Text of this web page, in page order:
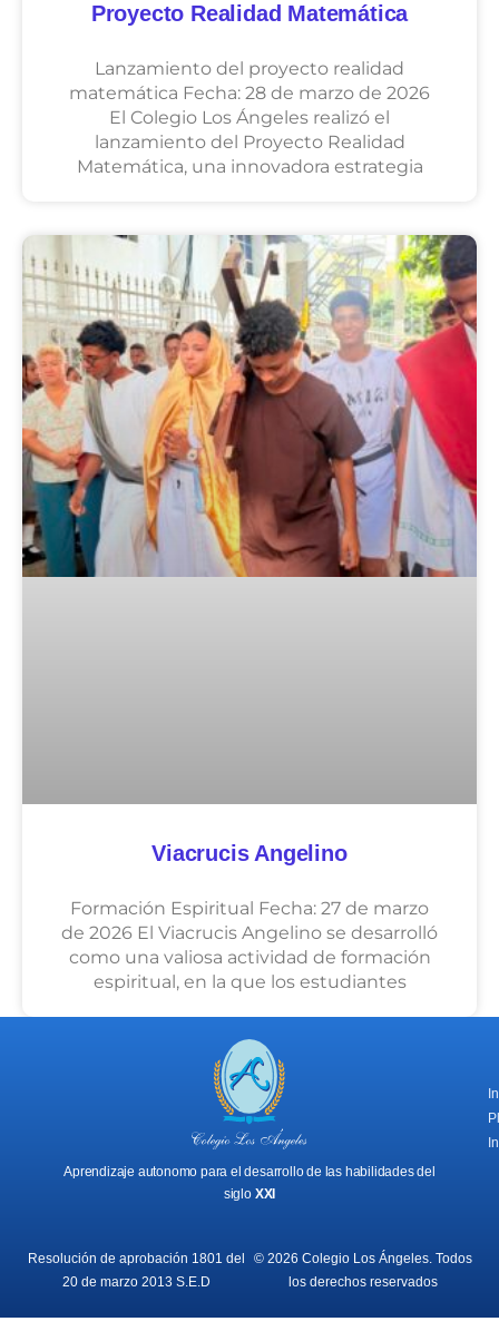
Proyecto Realidad Matemática
Lanzamiento del proyecto realidad
matemática Fecha: 28 de marzo de 2026
El Colegio Los Ángeles realizó el
lanzamiento del Proyecto Realidad
Matemática, una innovadora estrategia
Viacrucis Angelino
Formación Espiritual Fecha: 27 de marzo
de 2026 El Viacrucis Angelino se desarrolló
como una valiosa actividad de formación
espiritual, en la que los estudiantes
Aprendizaje autonomo para el desarrollo de las habilidades del
siglo XXI
Resolución de aprobación 1801 del
20 de marzo 2013 S.E.D
© 2026 Colegio Los Ángeles. Todos
los derechos reservados